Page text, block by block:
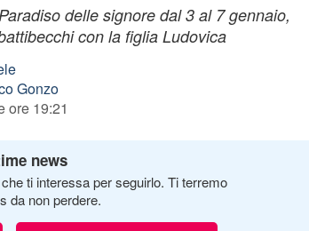
delle signore dal 3 al 7 gennaio,
con la figlia Ludovica
Gonzo
ore 19:21
news
ti interessa per seguirlo. Ti terremo
da non perdere.